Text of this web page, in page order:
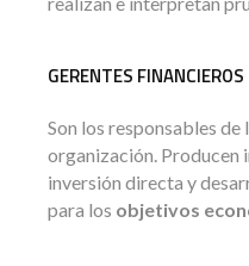
GERENTES FINANCIEROS
Son los responsables de
organización. Producen
inversión directa y
para los objetivos